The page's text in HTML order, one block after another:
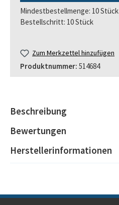
Mindestbestellmenge: 10 Stück
Bestellschritt: 10 Stück
Zum Merkzettel hinzufügen
Produktnummer: 514684
Beschreibung
Bewertungen
Herstellerinformationen